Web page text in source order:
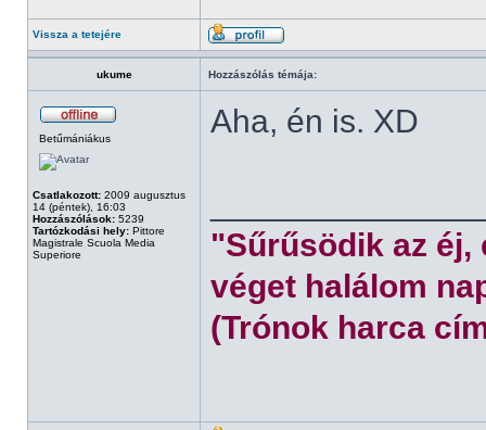
Vissza a tetejére
ukume Hozzászólás témája:
Betűmániákus
Csatlakozott: 2009 augusztus
14 (péntek), 16:03
Hozzászólások: 5239
Tartózkodási hely: Pittore
Magistrale Scuola Media
Superiore
Aha, én is. XD
"Sűrűsödik az éj,
véget halálom
(Trónok harca